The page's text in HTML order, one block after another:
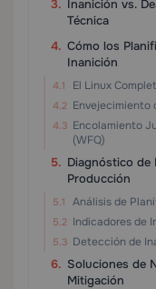
Inanición vs.
Técnica
Cómo los
Inanición
El Linux
Envejecimiento
Encolamiento
(WFQ)
Diagnóstico de
Producción
Análisis de
Indicadores de
Detección de
Soluciones de
Mitigación